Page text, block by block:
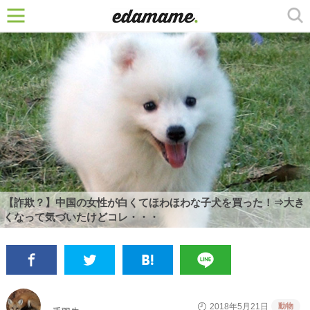
【詐欺？】中国の女性が白くてほわほわな子犬を買った！⇒大き
くなって気づいたけどコレ・・・
2018年5月21日 動物